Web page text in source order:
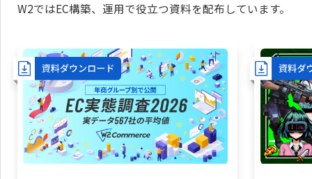
W2ではEC構築、運用で役立つ資料を配布しています。